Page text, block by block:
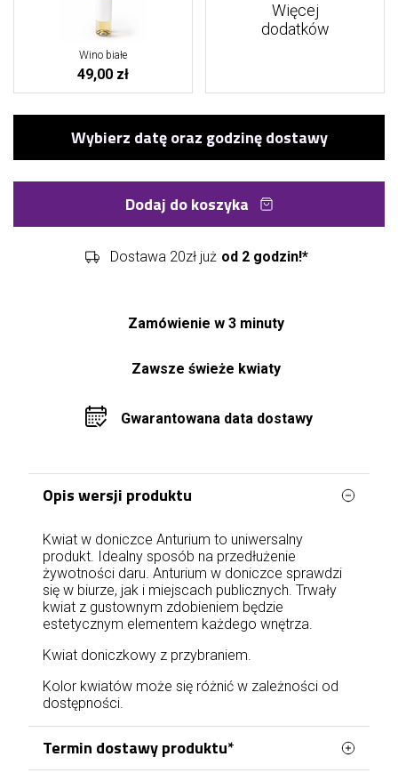
Wino białe
49,00 zł
Więcej
dodatków
Dodaj do koszyka
Dostawa 20zł już od 2 godzin!*
Zamówienie w 3 minuty
Zawsze świeże kwiaty
Gwarantowana data dostawy
Opis wersji produktu
Kwiat w doniczce Anturium to uniwersalny
produkt. Idealny sposób na przedłużenie
żywotności daru. Anturium w doniczce sprawdzi
się w biurze, jak i miejscach publicznych. Trwały
kwiat z gustownym zdobieniem będzie
estetycznym elementem każdego wnętrza.
Kwiat doniczkowy z przybraniem.
Kolor kwiatów może się różnić w zależności od
dostępności.
Termin dostawy produktu*